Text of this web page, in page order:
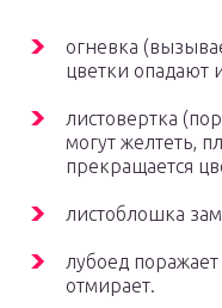
огневка
цветки опадают
листовертка
могут желтеть,
прекращается
листоблошка
лубоед
отмирает.